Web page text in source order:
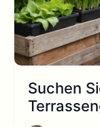
Suchen